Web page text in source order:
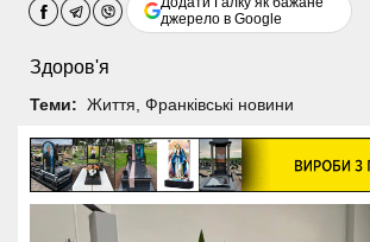
джерело в Google
Здоров'я
Теми: Життя Франківські новини